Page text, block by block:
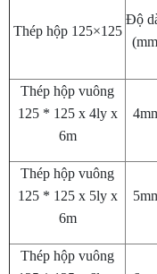
Thép hộp 125×125
Độ
Thép hộp vuông
125 * 125 x 4ly x
6m
Thép hộp vuông
125 * 125 x 5ly x
6m
Thép hộp vuông